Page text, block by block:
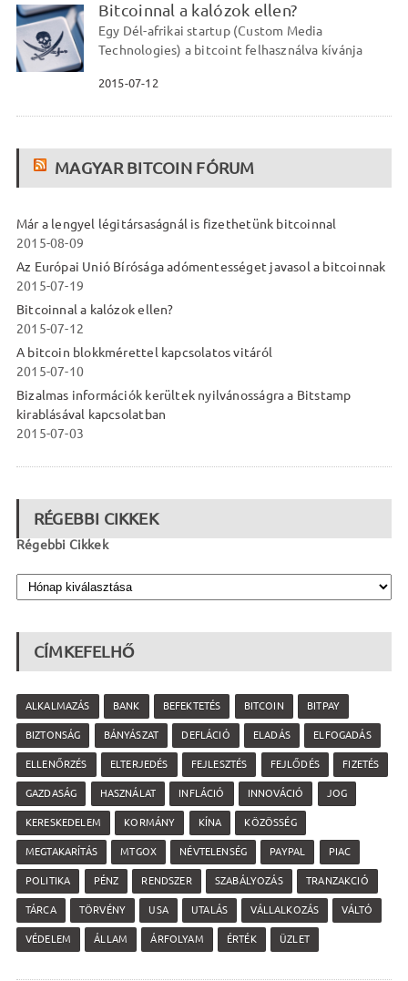
Bitcoinnal a kalózok ellen?
Egy Dél-afrikai startup (Custom Media
Technologies) a bitcoint felhasználva kívánja
2015-07-12
MAGYAR BITCOIN FÓRUM
Már a lengyel légitársaságnál is fizethetünk bitcoinnal
2015-08-09
Az Európai Unió Bírósága adómentességet javasol a bitcoinnak
2015-07-19
Bitcoinnal a kalózok ellen?
2015-07-12
A bitcoin blokkmérettel kapcsolatos vitáról
2015-07-10
Bizalmas információk kerültek nyilvánosságra a Bitstamp
kirablásával kapcsolatban
2015-07-03
RÉGEBBI CIKKEK
Régebbi Cikkek
CÍMKEFELHŐ
ALKALMAZÁS BANK BEFEKTETÉS BITCOIN BITPAY
BIZTONSÁG BÁNYÁSZAT DEFLÁCIÓ ELADÁS ELFOGADÁS
ELLENŐRZÉS ELTERJEDÉS FEJLESZTÉS FEJLŐDÉS FIZETÉS
GAZDASÁG HASZNÁLAT INFLÁCIÓ INNOVÁCIÓ JOG
KERESKEDELEM KORMÁNY KÍNA KÖZÖSSÉG
MEGTAKARÍTÁS MTGOX NÉVTELENSÉG PAYPAL PIAC
POLITIKA PÉNZ RENDSZER SZABÁLYOZÁS TRANZAKCIÓ
TÁRCA TÖRVÉNY USA UTALÁS VÁLLALKOZÁS VÁLTÓ
VÉDELEM ÁLLAM ÁRFOLYAM ÉRTÉK ÜZLET